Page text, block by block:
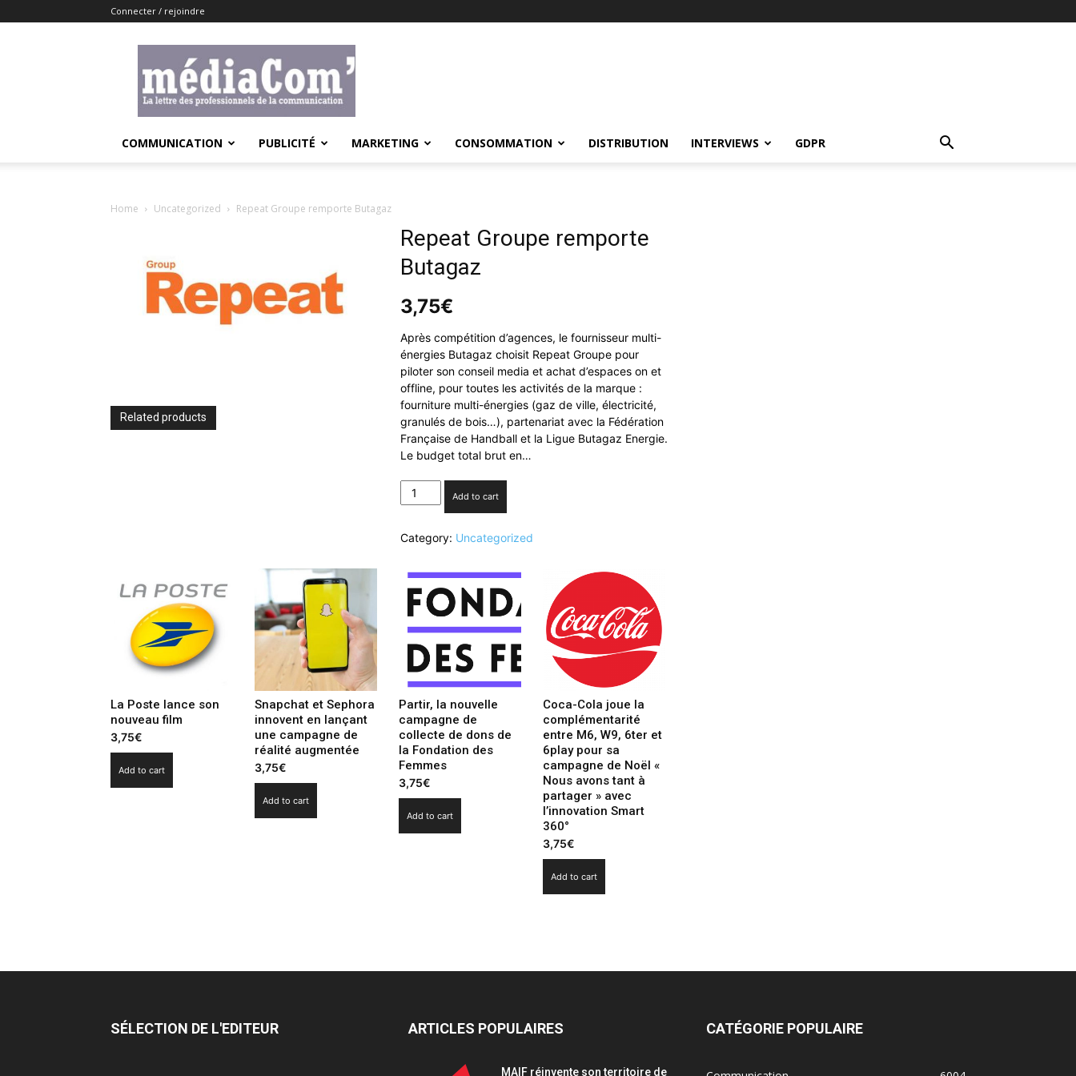
Connecter / rejoindre
COMMUNICATION PUBLICITÉ MARKETING CONSOMMATION DISTRIBUTION INTERVIEWS GDPR
Home Uncategorized Repeat Groupe remporte Butagaz
Repeat Groupe remporte
Butagaz
3,75€
Après compétition d’agences, le fournisseur multi-
énergies Butagaz choisit Repeat Groupe pour
piloter son conseil media et achat d’espaces on et
offline, pour toutes les activités de la marque :
fourniture multi-énergies (gaz de ville, électricité,
granulés de bois…), partenariat avec la Fédération
Française de Handball et la Ligue Butagaz Energie.
Le budget total brut en…
Repeat
Groupe
Butagaz
Add to cart
Category: Uncategorized
Related products
La Poste lance son
nouveau film
3,75€
Add to cart
Snapchat et Sephora
innovent en lançant
une campagne de
réalité augmentée
3,75€
Add to cart
Partir, la nouvelle
campagne de
collecte de dons de
la Fondation des
Femmes
3,75€
Add to cart
Coca-Cola joue la
complémentarité
entre M6, W9, 6ter et
6play pour sa
campagne de Noël «
Nous avons tant à
partager » avec
l’innovation Smart
360°
3,75€
Add to cart
SÉLECTION DE L'EDITEUR ARTICLES POPULAIRES
MAIF réinvente son territoire de
CATÉGORIE POPULAIRE